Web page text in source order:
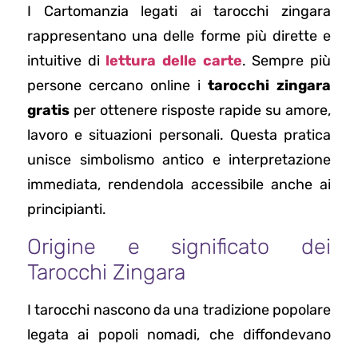
I Cartomanzia legati ai tarocchi zingara
rappresentano una delle forme più dirette e
intuitive di lettura delle carte. Sempre più
persone cercano online i tarocchi zingara
gratis per ottenere risposte rapide su amore,
lavoro e situazioni personali. Questa pratica
unisce simbolismo antico e interpretazione
immediata, rendendola accessibile anche ai
principianti.
Origine e significato dei
Tarocchi Zingara
I tarocchi nascono da una tradizione popolare
legata ai popoli nomadi, che diffondevano